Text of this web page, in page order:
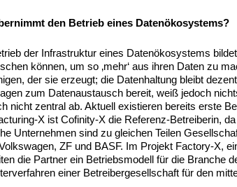
den Betrieb eines Datenökosystems?
der Infrastruktur eines Datenökosystems
können, um so ‚mehr‘ aus ihren Daten zu
der sie erzeugt; die Datenhaltung bleibt
zum Datenaustausch bereit, weiß jedoch
nicht zentral ab. Aktuell existieren bereits erste
X ist Cofinity-X die Referenz-Betreiberin,
Unternehmen sind zu gleichen Teilen
ZF und BASF. Im Projekt Factory-X,
die Partner ein Betriebsmodell für die Branche
einer Betreibergesellschaft für den